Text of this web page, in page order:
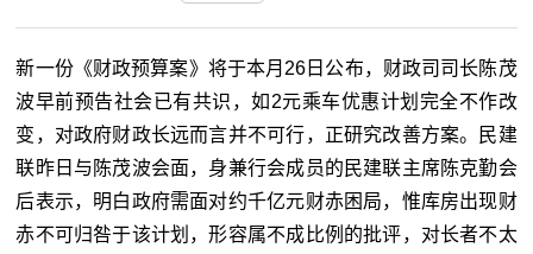
新一份《财政预算案》将于本月26日公布，财政司司长陈茂
波早前预告社会已有共识，如2元乘车优惠计划完全不作改
变，对政府财政长远而言并不可行，正研究改善方案。民建
联昨日与陈茂波会面，身兼行会成员的民建联主席陈克勤会
后表示，明白政府需面对约千亿元财赤困局，惟库房出现财
赤不可归咎于该计划，形容属不成比例的批评，对长者不太